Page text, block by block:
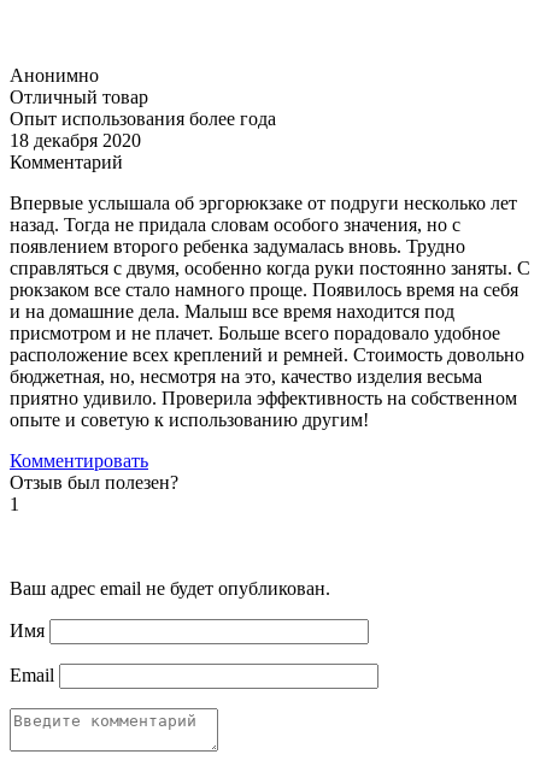
Анонимно
Отличный товар
Опыт использования более года
18 декабря 2020
Комментарий
Впервые услышала об эргорюкзаке от подруги несколько лет
назад. Тогда не придала словам особого значения, но с
появлением второго ребенка задумалась вновь. Трудно
справляться с двумя, особенно когда руки постоянно заняты. С
рюкзаком все стало намного проще. Появилось время на себя
и на домашние дела. Малыш все время находится под
присмотром и не плачет. Больше всего порадовало удобное
расположение всех креплений и ремней. Стоимость довольно
бюджетная, но, несмотря на это, качество изделия весьма
приятно удивило. Проверила эффективность на собственном
опыте и советую к использованию другим!
Комментировать
Отзыв был полезен?
1
Ваш адрес email не будет опубликован.
Имя
Email